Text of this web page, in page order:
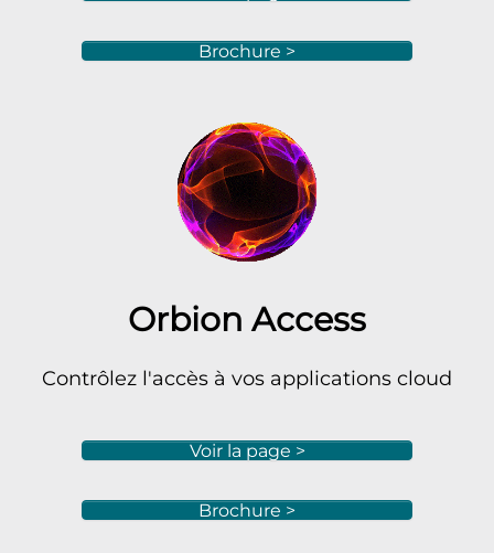
Brochure >
Orbion Access
Contrôlez l'accès à vos applications cloud
Voir la page >
Brochure >